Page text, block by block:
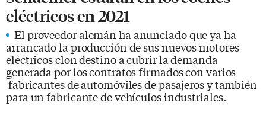
eléctricos en 2021
El proveedor alemán ha anunciado que ya ha
arrancado la producción de sus nuevos motores
eléctricos clon destino a cubrir la demanda
generada por los contratos firmados con varios
fabricantes de automóviles de pasajeros y también
para un fabricante de vehículos industriales.